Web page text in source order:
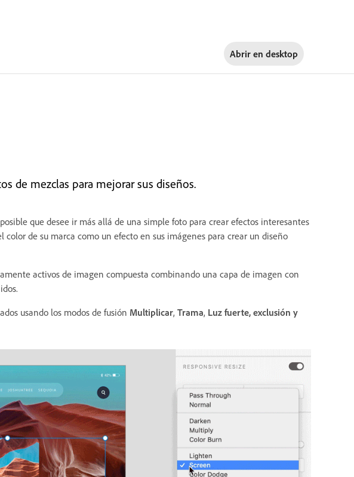
Abrir en desktop
de mezclas para mejorar sus diseños.
que desee ir más allá de una simple foto para crear efectos interesantes
color de su marca como un efecto en sus imágenes para crear un diseño
activos de imagen compuesta combinando una capa de imagen con
usando los modos de fusión Multiplicar, Trama, Luz fuerte, exclusión y